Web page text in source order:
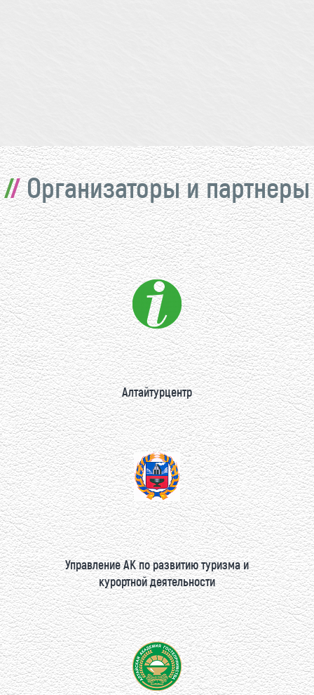
Организаторы и партнеры
Алтайтурцентр
Управление АК по развитию туризма и
курортной деятельности